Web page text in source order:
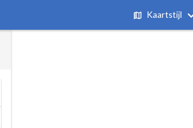
Kaartstijl